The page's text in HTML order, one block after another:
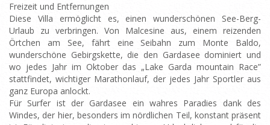
Freizeit und Entfernungen
Diese Villa ermöglicht es, einen wunderschönen See-Berg-
Urlaub zu verbringen. Von Malcesine aus, einem reizenden
Örtchen am See, fährt eine Seibahn zum Monte Baldo,
wunderschöne Gebirgskette, die den Gardasee dominiert und
wo jedes Jahr im Oktober das „Lake Garda mountain Race”
stattfindet, wichtiger Marathonlauf, der jedes Jahr Sportler aus
ganz Europa anlockt.
Für Surfer ist der Gardasee ein wahres Paradies dank des
Windes, der hier, besonders im nördlichen Teil, konstant präsent